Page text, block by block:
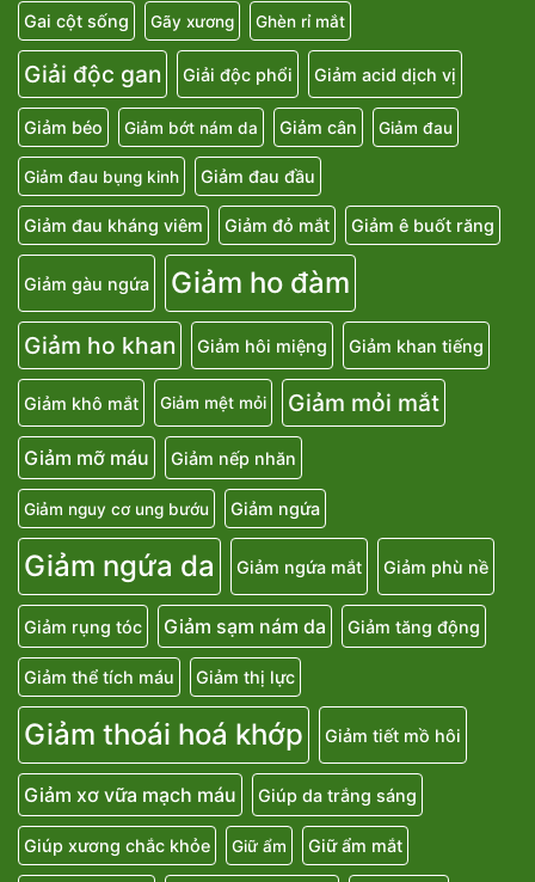
Gai cột sống Gãy xương Ghèn rỉ mắt
Giải độc gan Giải độc phổi Giảm acid dịch vị
Giảm béo Giảm bớt nám da Giảm cân Giảm đau
Giảm đau bụng kinh Giảm đau đầu
Giảm đau kháng viêm Giảm đỏ mắt Giảm ê buốt răng
Giảm gàu ngứa Giảm ho đàm
Giảm ho khan Giảm hôi miệng Giảm khan tiếng
Giảm khô mắt Giảm mệt mỏi Giảm mỏi mắt
Giảm mỡ máu Giảm nếp nhăn
Giảm nguy cơ ung bướu Giảm ngứa
Giảm ngứa da Giảm ngứa mắt Giảm phù nề
Giảm rụng tóc Giảm sạm nám da Giảm tăng động
Giảm thể tích máu Giảm thị lực
Giảm thoái hoá khớp Giảm tiết mồ hôi
Giảm xơ vữa mạch máu Giúp da trắng sáng
Giúp xương chắc khỏe Giữ ẩm Giữ ẩm mắt